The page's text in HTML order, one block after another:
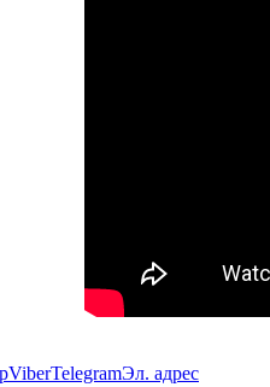
ViberTelegramЭл. адрес